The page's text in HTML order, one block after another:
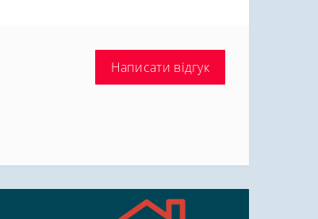
Написати відгук